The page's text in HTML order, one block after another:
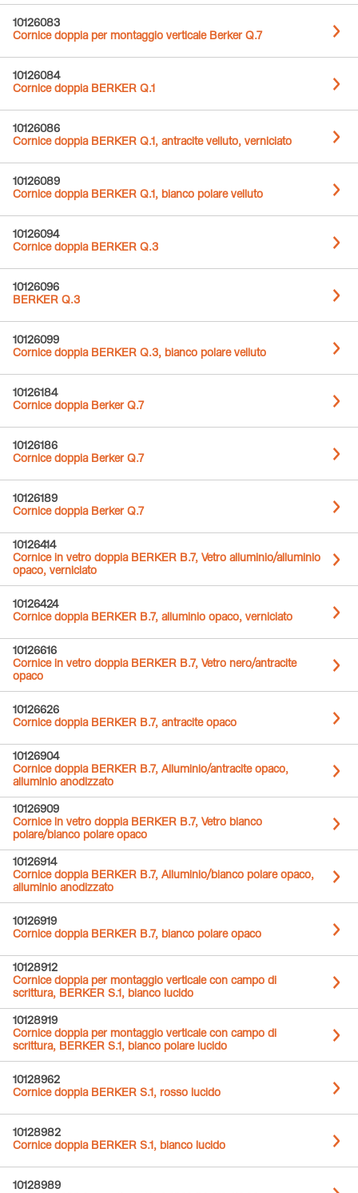
10126083
Cornice doppia per montaggio verticale Berker Q.7
10126084
Cornice doppia BERKER Q.1
10126086
Cornice doppia BERKER Q.1, antracite velluto, verniciato
10126089
Cornice doppia BERKER Q.1, bianco polare velluto
10126094
Cornice doppia BERKER Q.3
10126096
BERKER Q.3
10126099
Cornice doppia BERKER Q.3, bianco polare velluto
10126184
Cornice doppia Berker Q.7
10126186
Cornice doppia Berker Q.7
10126189
Cornice doppia Berker Q.7
10126414
Cornice in vetro doppia BERKER B.7, Vetro alluminio/alluminio
opaco, verniciato
10126424
Cornice doppia BERKER B.7, alluminio opaco, verniciato
10126616
Cornice in vetro doppia BERKER B.7, Vetro nero/antracite
opaco
10126626
Cornice doppia BERKER B.7, antracite opaco
10126904
Cornice doppia BERKER B.7, Alluminio/antracite opaco,
alluminio anodizzato
10126909
Cornice in vetro doppia BERKER B.7, Vetro bianco
polare/bianco polare opaco
10126914
Cornice doppia BERKER B.7, Alluminio/bianco polare opaco,
alluminio anodizzato
10126919
Cornice doppia BERKER B.7, bianco polare opaco
10128912
Cornice doppia per montaggio verticale con campo di
scrittura, BERKER S.1, bianco lucido
10128919
Cornice doppia per montaggio verticale con campo di
scrittura, BERKER S.1, bianco polare lucido
10128962
Cornice doppia BERKER S.1, rosso lucido
10128982
Cornice doppia BERKER S.1, bianco lucido
10128989